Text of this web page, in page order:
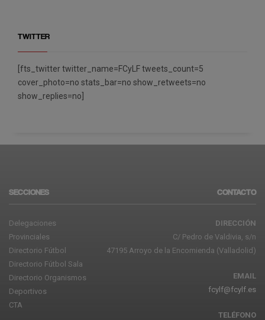
TWITTER
[fts_twitter twitter_name=FCyLF tweets_count=5
cover_photo=no stats_bar=no show_retweets=no
show_replies=no]
SECCIONES
Delegaciones
Provinciales
Directorio Fútbol
Directorio Fútbol Sala
Directorio Organismos
Deportivos
CTA
CONTACTO
DIRECCIÓN
C/ Pedro de Valdivia, s/n
47195 Arroyo de la Encomienda (Valladolid)
EMAIL
fcylf@fcylf.es
TELÉFONO